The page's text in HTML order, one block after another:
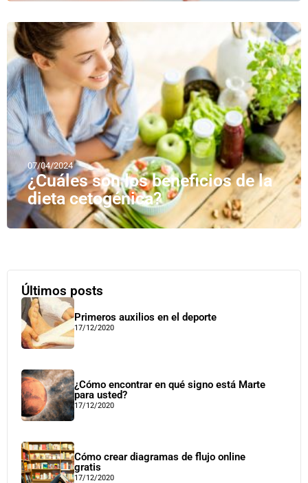
07/04/2024
¿Cuáles son los beneficios de la
dieta cetogénica?
Últimos posts
Primeros auxilios en el deporte
17/12/2020
¿Cómo encontrar en qué signo está Marte
para usted?
17/12/2020
Cómo crear diagramas de flujo online
gratis
17/12/2020